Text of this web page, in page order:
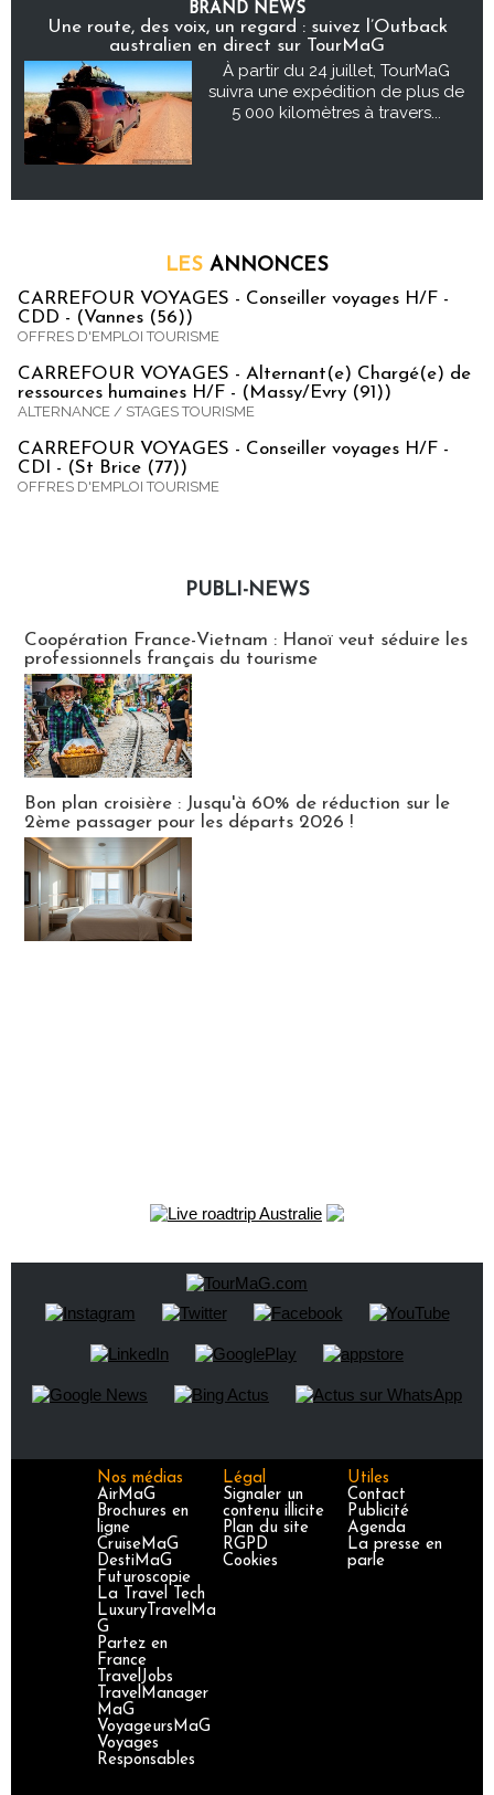
BRAND NEWS
Une route, des voix, un regard : suivez l’Outback
australien en direct sur TourMaG
À partir du 24 juillet, TourMaG
suivra une expédition de plus de
5 000 kilomètres à travers...
LES ANNONCES
CARREFOUR VOYAGES - Conseiller voyages H/F -
CDD - (Vannes (56))
OFFRES D'EMPLOI TOURISME
CARREFOUR VOYAGES - Alternant(e) Chargé(e) de
ressources humaines H/F - (Massy/Evry (91))
ALTERNANCE / STAGES TOURISME
CARREFOUR VOYAGES - Conseiller voyages H/F -
CDI - (St Brice (77))
OFFRES D'EMPLOI TOURISME
PUBLI-NEWS
Coopération France-Vietnam : Hanoï veut séduire les
professionnels français du tourisme
Bon plan croisière : Jusqu'à 60% de réduction sur le
2ème passager pour les départs 2026 !
Nos médias
AirMaG
Brochures en
ligne
CruiseMaG
DestiMaG
Futuroscopie
La Travel Tech
LuxuryTravelMa
G
Partez en
France
TravelJobs
TravelManager
MaG
VoyageursMaG
Voyages
Responsables
Légal
Signaler un
contenu illicite
Plan du site
RGPD
Cookies
Utiles
Contact
Publicité
Agenda
La presse en
parle